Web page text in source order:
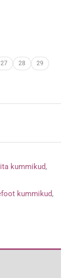
27 28
29
kummikud,
kummikud,